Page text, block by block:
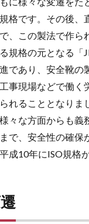
格です。その後
、この製法で作
規格の元となる「
であり、安全靴
事現場などで働
れることとなり
々な方面からも
で、安全性の確
成10年にISO規格